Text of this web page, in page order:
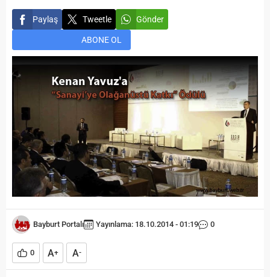
Paylaş Tweetle Gönder
ABONE OL
Bayburt Portalı Yayınlama: 18.10.2014 - 01:19 0
0 A+ A-